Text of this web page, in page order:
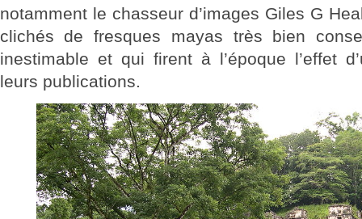
notamment le chasseur d’images Giles G
clichés de fresques mayas très bien
inestimable et qui firent à l’époque l’effet
leurs publications.